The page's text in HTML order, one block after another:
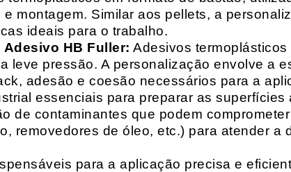
montagem. Similar aos pellets, a
ideais para o trabalho.
Adesivo HB Fuller: Adesivos
leve pressão. A personalização envolve a
adesão e coesão necessários para a
essenciais para preparar as superfícies
de contaminantes que podem
removedores de óleo, etc.) para atender a
para a aplicação precisa e